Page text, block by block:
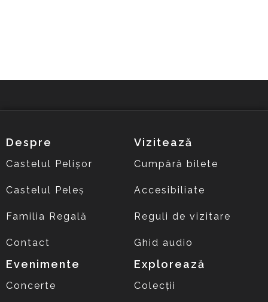
Despre
Castelul Pelișor
Castelul Peleș
Familia Regală
Contact
Vizitează
Cumpără bilete
Accesibiliate
Reguli de vizitare
Ghid audio
Evenimente
Concerte
Explorează
Colecții